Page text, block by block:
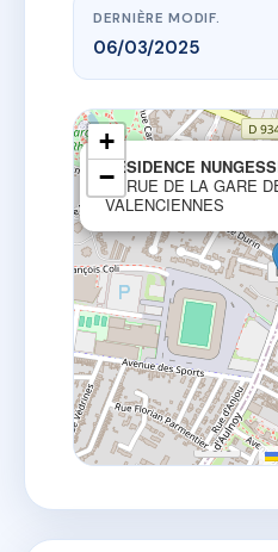
DERNIÈRE MODIF.
06/03/2025
RESIDENCE
64 RUE DE LA GARE
VALENCIENNES
+
−